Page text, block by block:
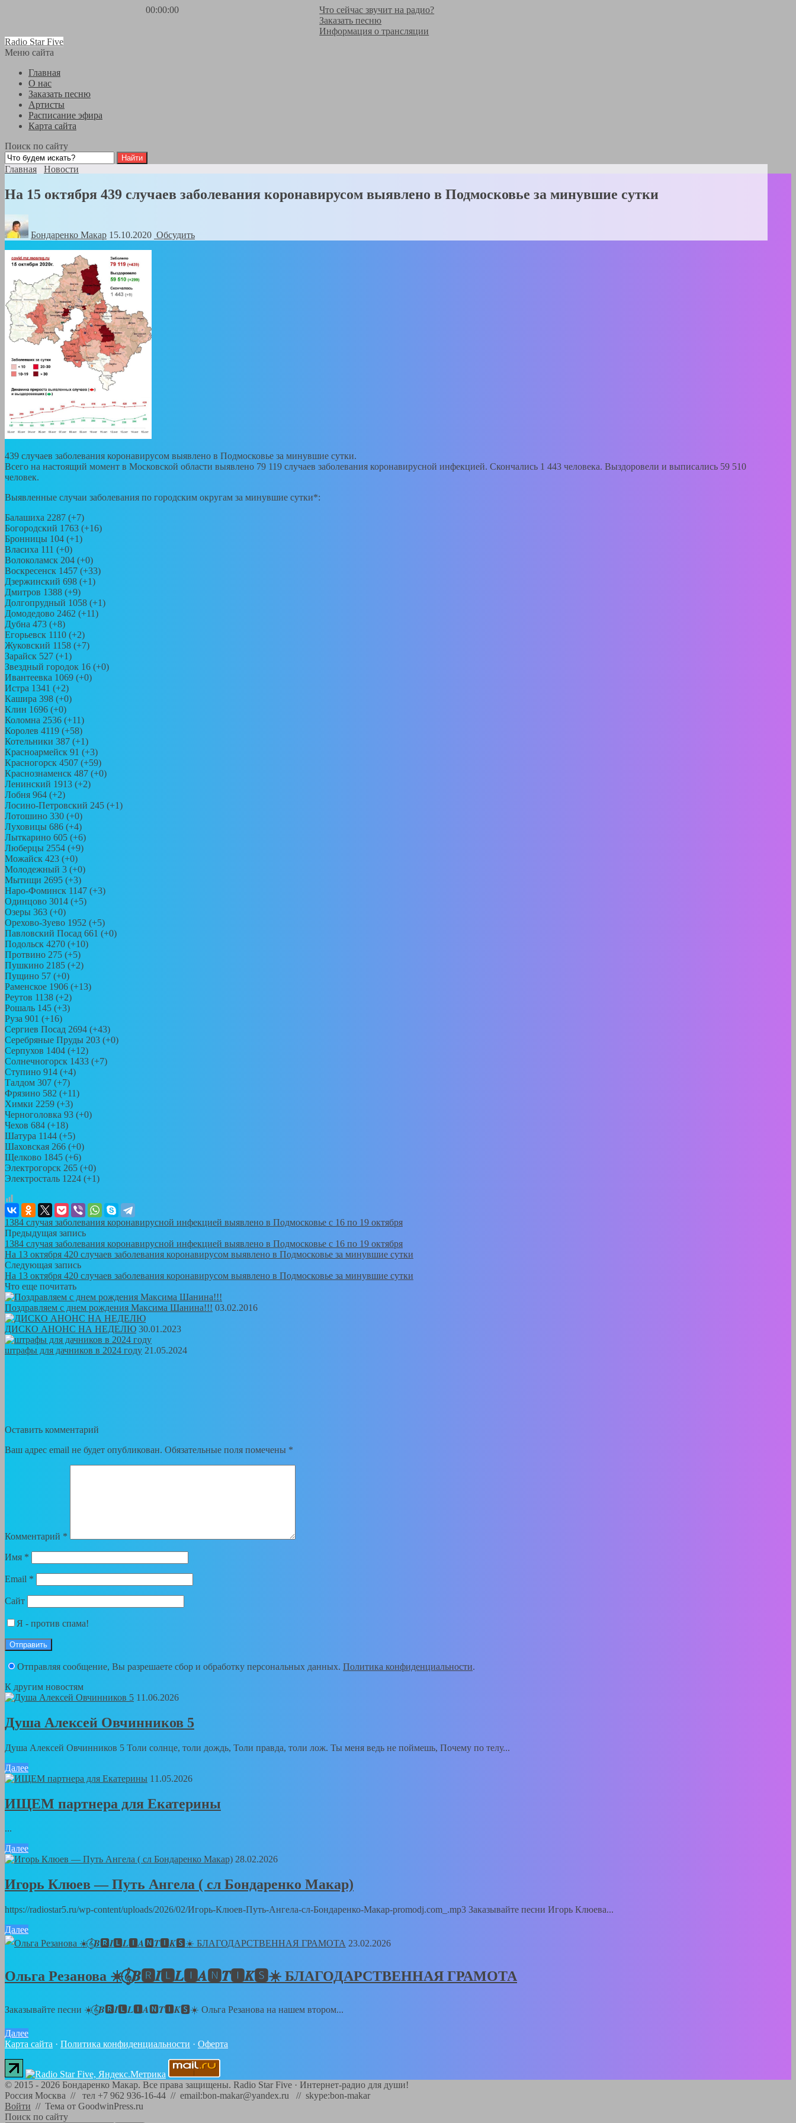
00:00:00
Что сейчас звучит на радио?
Заказать песню
Информация о трансляции
Radio Star Five
Меню сайта
Главная
О нас
Заказать песню
Артисты
Расписание эфира
Карта сайта
Поиск по сайту
Главная Новости
На 15 октября 439 случаев заболевания коронавирусом выявлено в Подмосковье за минувшие сутки
Бондаренко Mакар 15.10.2020 Обсудить
439 случаев заболевания коронавирусом выявлено в Подмосковье за минувшие сутки.
Всего на настоящий момент в Московской области выявлено 79 119 случаев заболевания коронавирусной инфекцией. Скончались 1 443 человека. Выздоровели и выписались 59 510
человек.
Выявленные случаи заболевания по городским округам за минувшие сутки*:
Балашиха 2287 (+7)
Богородский 1763 (+16)
Бронницы 104 (+1)
Власиха 111 (+0)
Волоколамск 204 (+0)
Воскресенск 1457 (+33)
Дзержинский 698 (+1)
Дмитров 1388 (+9)
Долгопрудный 1058 (+1)
Домодедово 2462 (+11)
Дубна 473 (+8)
Егорьевск 1110 (+2)
Жуковский 1158 (+7)
Зарайск 527 (+1)
Звездный городок 16 (+0)
Ивантеевка 1069 (+0)
Истра 1341 (+2)
Кашира 398 (+0)
Клин 1696 (+0)
Коломна 2536 (+11)
Королев 4119 (+58)
Котельники 387 (+1)
Красноармейск 91 (+3)
Красногорск 4507 (+59)
Краснознаменск 487 (+0)
Ленинский 1913 (+2)
Лобня 964 (+2)
Лосино-Петровский 245 (+1)
Лотошино 330 (+0)
Луховицы 686 (+4)
Лыткарино 605 (+6)
Люберцы 2554 (+9)
Можайск 423 (+0)
Молодежный 3 (+0)
Мытищи 2695 (+3)
Наро-Фоминск 1147 (+3)
Одинцово 3014 (+5)
Озеры 363 (+0)
Орехово-Зуево 1952 (+5)
Павловский Посад 661 (+0)
Подольск 4270 (+10)
Протвино 275 (+5)
Пушкино 2185 (+2)
Пущино 57 (+0)
Раменское 1906 (+13)
Реутов 1138 (+2)
Рошаль 145 (+3)
Руза 901 (+16)
Сергиев Посад 2694 (+43)
Серебряные Пруды 203 (+0)
Серпухов 1404 (+12)
Солнечногорск 1433 (+7)
Ступино 914 (+4)
Талдом 307 (+7)
Фрязино 582 (+11)
Химки 2259 (+3)
Черноголовка 93 (+0)
Чехов 684 (+18)
Шатура 1144 (+5)
Шаховская 266 (+0)
Щелково 1845 (+6)
Электрогорск 265 (+0)
Электросталь 1224 (+1)
1384 случая заболевания коронавирусной инфекцией выявлено в Подмосковье с 16 по 19 октября
Предыдущая запись
1384 случая заболевания коронавирусной инфекцией выявлено в Подмосковье с 16 по 19 октября
На 13 октября 420 случаев заболевания коронавирусом выявлено в Подмосковье за минувшие сутки
Следующая запись
На 13 октября 420 случаев заболевания коронавирусом выявлено в Подмосковье за минувшие сутки
Что еще почитать
Поздравляем с днем рождения Максима Шанина!!! 03.02.2016
ДИСКО АНОНС НА НЕДЕЛЮ 30.01.2023
штрафы для дачников в 2024 году 21.05.2024
Оставить комментарий
Ваш адрес email не будет опубликован. Обязательные поля помечены *
Комментарий *
Имя *
Email *
Сайт
Я - против спама!
Отправляя сообщение, Вы разрешаете сбор и обработку персональных данных. Политика конфиденциальности.
К другим новостям
11.06.2026
Душа Алексей Овчинников 5
Душа Алексей Овчинников 5 Толи солнце, толи дождь, Толи правда, толи лож. Ты меня ведь не поймешь, Почему по телу...
Далее
11.05.2026
ИЩЕМ партнера для Екатерины
...
Далее
28.02.2026
Игорь Клюев — Путь Ангела ( сл Бондаренко Макар)
https://radiostar5.ru/wp-content/uploads/2026/02/Игорь-Клюев-Путь-Ангела-сл-Бондаренко-Макар-promodj.com_.mp3 Заказывайте песни Игорь Клюева...
Далее
23.02.2026
Ольга Резанова ☀️𝄞⃝𝑩🆁𝑰🅻𝑳🅸𝑨🅽𝑻🅸𝑲🆂☀️ БЛАГОДАРСТВЕННАЯ ГРАМОТА
Заказывайте песни ☀️𝄞⃝𝑩🆁𝑰🅻𝑳🅸𝑨🅽𝑻🅸𝑲🆂☀️ Ольга Резанова на нашем втором...
Далее
Карта сайта · Политика конфиденциальности · Оферта
© 2015 - 2026 Бондаренко Макар. Все права защищены. Radio Star Five · Интернет-радио для души!
Россия Москва // тел +7 962 936-16-44 // email:bon-makar@yandex.ru // skype:bon-makar
Войти // Тема от GoodwinPress.ru
Поиск по сайту